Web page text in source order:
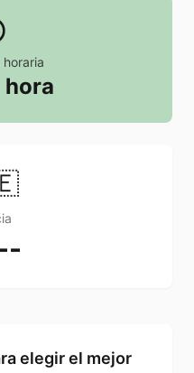
hora
elegir el mejor